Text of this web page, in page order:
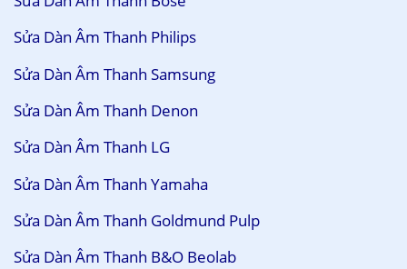
Sửa Dàn Âm Thanh Philips
Sửa Dàn Âm Thanh Samsung
Sửa Dàn Âm Thanh Denon
Sửa Dàn Âm Thanh LG
Sửa Dàn Âm Thanh Yamaha
Sửa Dàn Âm Thanh Goldmund Pulp
Sửa Dàn Âm Thanh B&O Beolab